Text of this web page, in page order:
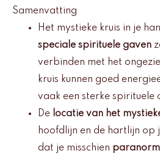
Samenvatting
Het mystieke kruis in je
speciale spirituele gaven
verbinden met het
kruis kunnen goed
vaak een sterke spirituele
De locatie van het
hoofdlijn en de hartlijn op
dat je misschien